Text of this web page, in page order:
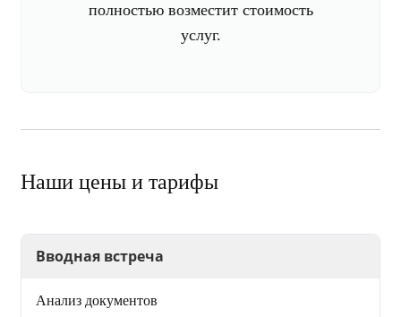
полностью возместит стоимость
услуг.
Наши цены и тарифы
Вводная встреча
Анализ документов